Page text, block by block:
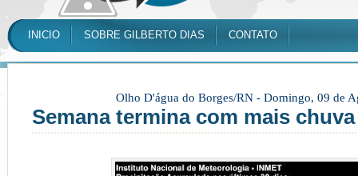
INICIO SOBRE GILBERTO DIAS CONTATO
Olho D'água do Borges/RN - Domingo, 09 de
Semana termina com mais